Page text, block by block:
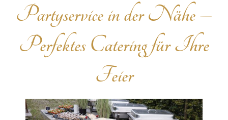
Partyservice in der Nähe –
Perfektes Catering für Ihre
Feier